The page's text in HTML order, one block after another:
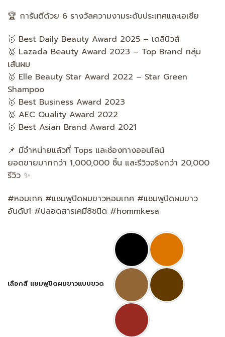
🏆 การันตีด้วย 6 รางวัลความงามระดับประเทศและเอเชีย
🥇 Best Daily Beauty Award 2025 – เดลินิวส์
🥇 Lazada Beauty Award 2023 – Top Brand กลุ่ม
เส้นผม
🥇 Elle Beauty Star Award 2022 – Star Green
Shampoo
🥇 Best Business Award 2023
🥇 AEC Quality Award 2022
🥇 Best Asian Brand Award 2021
📌 มีจำหน่ายแล้วที่ Tops และช่องทางออนไลน์
ยอดขายมากกว่า 1,000,000 ชิ้น และรีวิวจริงกว่า 20,000
รีวิว ✨
#หอมเกศ #แชมพูปิดผมขาวหอมเกศ #แชมพูปิดผมขาว
อันดับ1 #ปลอดสารเคมี8ชนิด #hommkesa
เลือกสี แชมพูปิดผมขาวแบบขวด